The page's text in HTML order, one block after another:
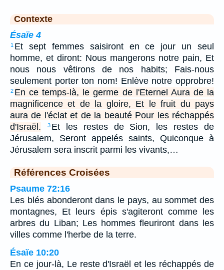
Contexte
Ésaïe 4
1 Et sept femmes saisiront en ce jour un seul
homme, et diront: Nous mangerons notre pain, Et
nous nous vêtirons de nos habits; Fais-nous
seulement porter ton nom! Enlève notre opprobre!
2 En ce temps-là, le germe de l'Eternel Aura de la
magnificence et de la gloire, Et le fruit du pays
aura de l'éclat et de la beauté Pour les réchappés
d'Israël.
3 Et les restes de Sion, les restes de
Jérusalem, Seront appelés saints, Quiconque à
Jérusalem sera inscrit parmi les vivants,…
Références Croisées
Psaume 72:16
Les blés abonderont dans le pays, au sommet des
montagnes, Et leurs épis s'agiteront comme les
arbres du Liban; Les hommes fleuriront dans les
villes comme l'herbe de la terre.
Ésaïe 10:20
En ce jour-là, Le reste d'Israël et les réchappés de